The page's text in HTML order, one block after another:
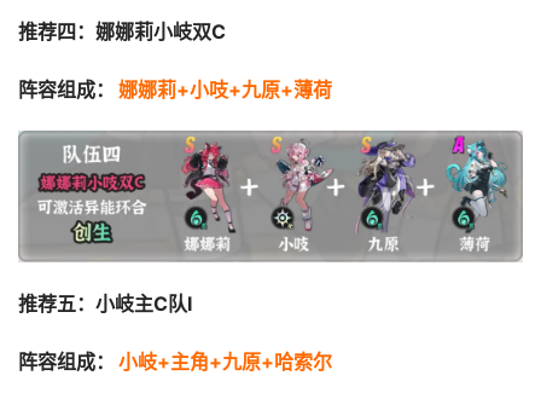
推荐四：娜娜莉小岐双C
阵容组成： 娜娜莉+小吱+九原+薄荷
推荐五：小岐主C队I
阵容组成： 小岐+主角+九原+哈索尔